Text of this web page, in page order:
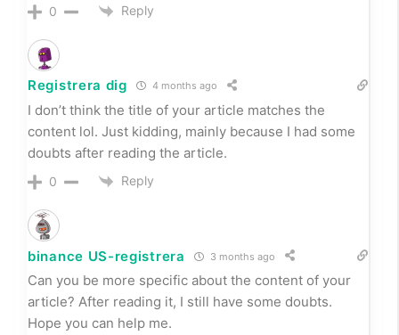
0 Reply
Registrera dig 4 months ago
I don’t think the title of your article matches the
content lol. Just kidding, mainly because I had some
doubts after reading the article.
0 Reply
binance US-registrera 3 months ago
Can you be more specific about the content of your
article? After reading it, I still have some doubts.
Hope you can help me.